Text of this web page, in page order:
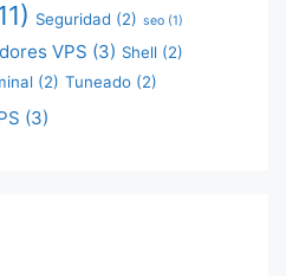
Seguridad (2) seo (1)
VPS (3) Shell (2)
(2) Tuneado (2)
(3)